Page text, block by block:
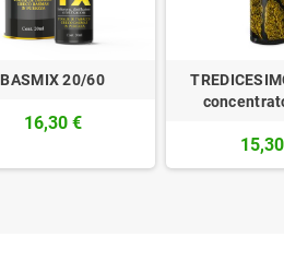
BASMIX 20/60
16,30 €